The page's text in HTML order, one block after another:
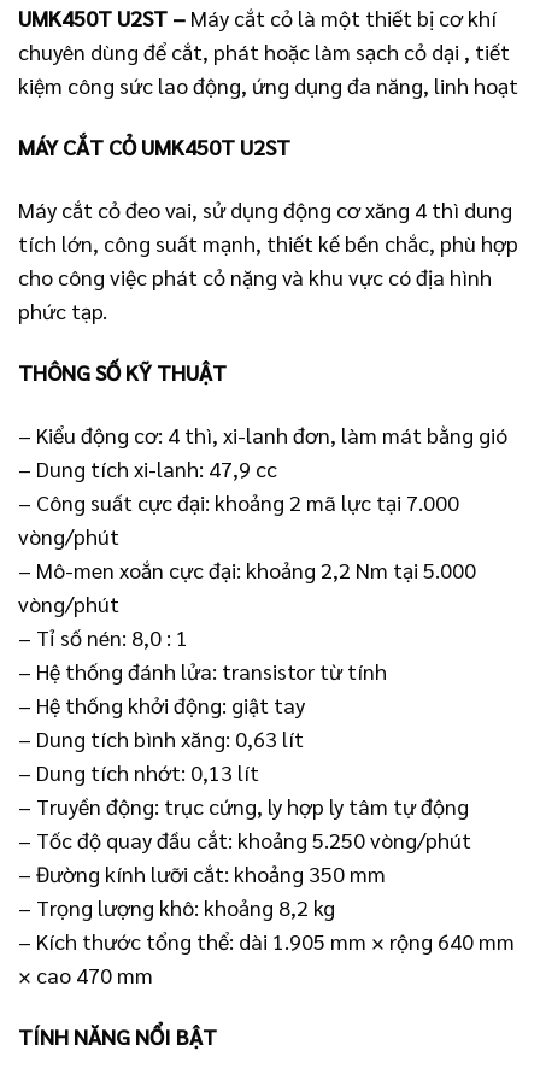
UMK450T U2ST – Máy cắt cỏ là một thiết bị cơ khí
chuyên dùng để cắt, phát hoặc làm sạch cỏ dại , tiết
kiệm công sức lao động, ứng dụng đa năng, linh hoạt
MÁY CẮT CỎ UMK450T U2ST
Máy cắt cỏ đeo vai, sử dụng động cơ xăng 4 thì dung
tích lớn, công suất mạnh, thiết kế bền chắc, phù hợp
cho công việc phát cỏ nặng và khu vực có địa hình
phức tạp.
THÔNG SỐ KỸ THUẬT
– Kiểu động cơ: 4 thì, xi-lanh đơn, làm mát bằng gió
– Dung tích xi-lanh: 47,9 cc
– Công suất cực đại: khoảng 2 mã lực tại 7.000
vòng/phút
– Mô-men xoắn cực đại: khoảng 2,2 Nm tại 5.000
vòng/phút
– Tỉ số nén: 8,0 : 1
– Hệ thống đánh lửa: transistor từ tính
– Hệ thống khởi động: giật tay
– Dung tích bình xăng: 0,63 lít
– Dung tích nhớt: 0,13 lít
– Truyền động: trục cứng, ly hợp ly tâm tự động
– Tốc độ quay đầu cắt: khoảng 5.250 vòng/phút
– Đường kính lưỡi cắt: khoảng 350 mm
– Trọng lượng khô: khoảng 8,2 kg
– Kích thước tổng thể: dài 1.905 mm × rộng 640 mm
× cao 470 mm
TÍNH NĂNG NỔI BẬT